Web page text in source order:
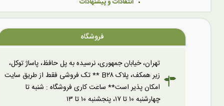
فروشگاه
تهران، خیابان جمهوری، نرسیده به پل حافظ، پاساژ توکل،
زیر همکف، پلاک B۲۸ ** تک فروشی فقط از طریق سایت
امکان پذیر است** ساعت کاری فروشگاه : شنبه تا
چهارشنبه ۱۰ تا ۱۷، پنجشنبه ۱۰ تا ۱۳